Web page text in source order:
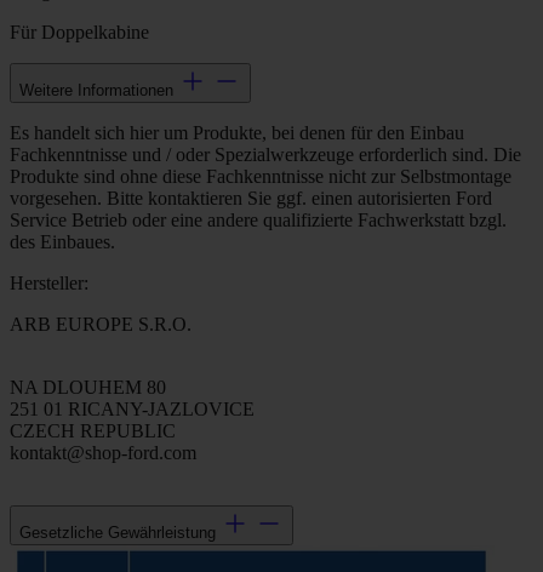
Für Doppelkabine
Weitere Informationen
Es handelt sich hier um Produkte, bei denen für den Einbau
Fachkenntnisse und / oder Spezialwerkzeuge erforderlich sind. Die
Produkte sind ohne diese Fachkenntnisse nicht zur Selbstmontage
vorgesehen. Bitte kontaktieren Sie ggf. einen autorisierten Ford
Service Betrieb oder eine andere qualifizierte Fachwerkstatt bzgl.
des Einbaues.
Hersteller:
ARB EUROPE S.R.O.
NA DLOUHEM 80
251 01 RICANY-JAZLOVICE
CZECH REPUBLIC
kontakt@shop-ford.com
Gesetzliche Gewährleistung